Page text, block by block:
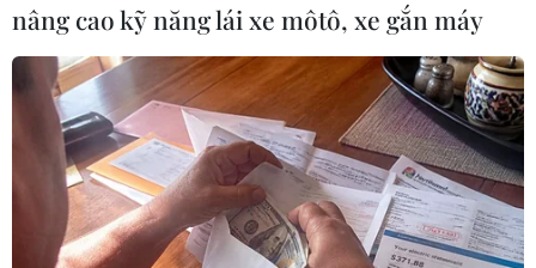
nâng cao kỹ năng lái xe môtô, xe gắn máy